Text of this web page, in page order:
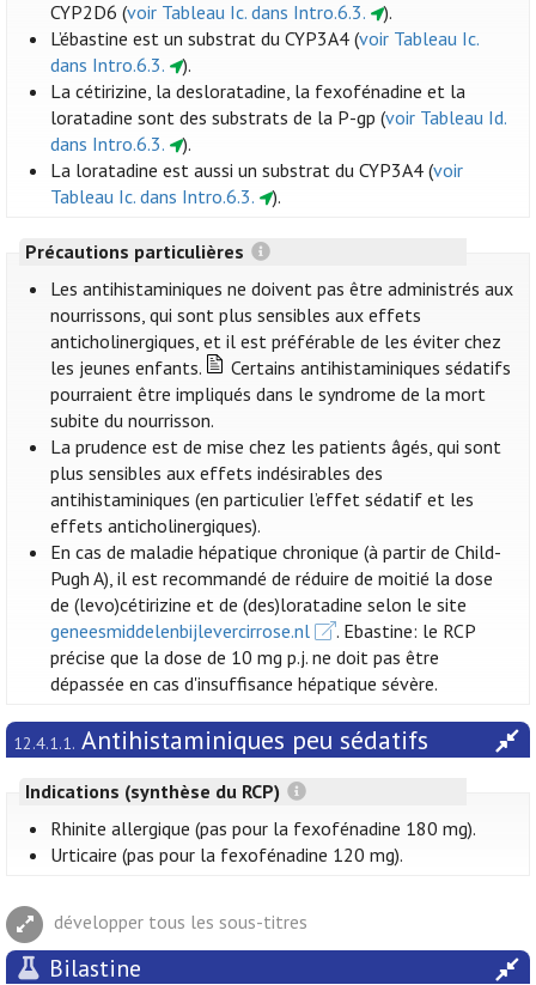
CYP2D6 (voir Tableau Ic. dans Intro.6.3.
).
L’ébastine est un substrat du CYP3A4 (voir Tableau Ic.
dans Intro.6.3.
).
La cétirizine, la desloratadine, la fexofénadine et la
loratadine sont des substrats de la P-gp (voir Tableau Id.
dans Intro.6.3.
).
La loratadine est aussi un substrat du CYP3A4 (voir
Tableau Ic. dans Intro.6.3.
).
Précautions particulières
Les antihistaminiques ne doivent pas être administrés aux
nourrissons, qui sont plus sensibles aux effets
anticholinergiques, et il est préférable de les éviter chez
les jeunes enfants.
Certains antihistaminiques sédatifs
pourraient être impliqués dans le syndrome de la mort
subite du nourrisson.
La prudence est de mise chez les patients âgés, qui sont
plus sensibles aux effets indésirables des
antihistaminiques (en particulier l’effet sédatif et les
effets anticholinergiques).
En cas de maladie hépatique chronique (à partir de Child-
Pugh A), il est recommandé de réduire de moitié la dose
de (levo)cétirizine et de (des)loratadine selon le site
geneesmiddelenbijlevercirrose.nl
. Ebastine: le RCP
précise que la dose de 10 mg p.j. ne doit pas être
dépassée en cas d'insuffisance hépatique sévère.
12.4.1.1. Antihistaminiques peu sédatifs
Indications (synthèse du RCP)
Rhinite allergique (pas pour la fexofénadine 180 mg).
Urticaire (pas pour la fexofénadine 120 mg).
développer tous les sous-titres
Bilastine